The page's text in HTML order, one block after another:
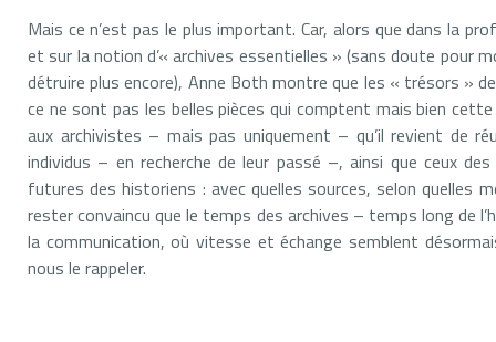
Mais ce n’est pas le plus important. Car, alors que dans la
et sur la notion d’« archives essentielles » (sans doute pour
détruire plus encore), Anne Both montre que les « trésors »
ce ne sont pas les belles pièces qui comptent mais bien
aux archivistes – mais pas uniquement – qu’il revient de
individus – en recherche de leur passé –, ainsi que ceux
futures des historiens : avec quelles sources, selon
rester convaincu que le temps des archives – temps long de
la communication, où vitesse et échange semblent
nous le rappeler.